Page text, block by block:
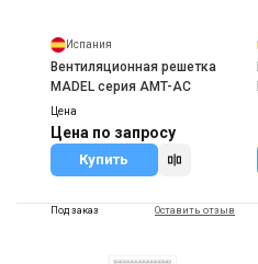
Испания
Вентиляционная решетка
MADEL серия AMT-AC
Цена
Цена по запросу
Купить
Под заказ Оставить отзыв